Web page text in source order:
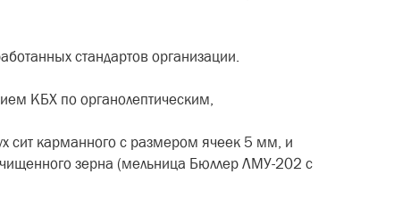
стандартов организации.
КБХ по органолептическим,
сит карманного с размером ячеек 5 мм, и
зерна (мельница Бюллер ЛМУ-202 с